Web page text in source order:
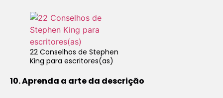
22 Conselhos de Stephen
King para escritores(as)
10. Aprenda a arte da descrição